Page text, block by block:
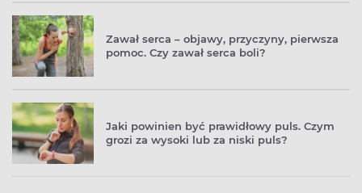
Zawał serca – objawy, przyczyny, pierwsza
pomoc. Czy zawał serca boli?
Jaki powinien być prawidłowy puls. Czym
grozi za wysoki lub za niski puls?